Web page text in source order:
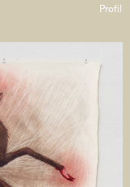
Profil